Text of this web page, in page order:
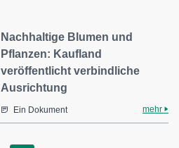
Nachhaltige Blumen und
Pflanzen: Kaufland
veröffentlicht verbindliche
Ausrichtung
Ein Dokument mehr